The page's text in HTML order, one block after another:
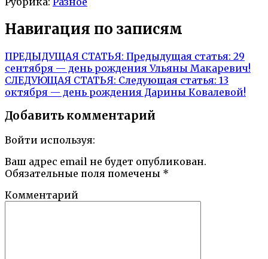
Навигация по записям
ПРЕДЫДУЩАЯ СТАТЬЯ: Предыдущая статья: 29
сентября — день рождения Ульяны Макаревич!
СЛЕДУЮЩАЯ СТАТЬЯ: Следующая статья: 13
октября — день рождения Дарины Ковалевой!
Добавить комментарий
Войти используя:
Ваш адрес email не будет опубликован.
Обязательные поля помечены *
Комментарий